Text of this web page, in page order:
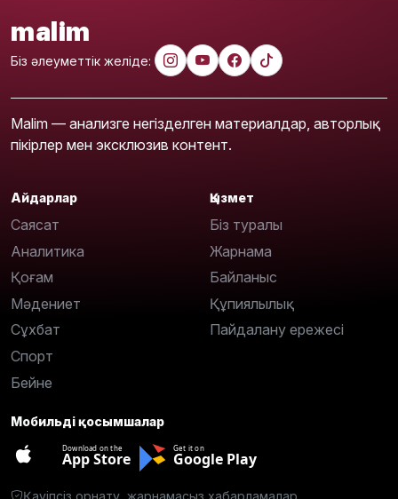
malim
Біз әлеуметтік желіде:
Malim — анализге негізделген материалдар, авторлық
пікірлер мен эксклюзив контент.
Айдарлар
Саясат
Аналитика
Қоғам
Мәдениет
Сұхбат
Спорт
Бейне
Қызмет
Біз туралы
Жарнама
Байланыс
Құпиялылық
Пайдалану ережесі
Мобильді қосымшалар
Download on the
App Store
Get it on
Google Play